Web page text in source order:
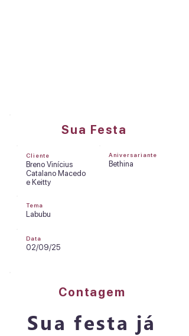
Contagem
Sua festa já
Sua Festa
Cliente
Breno Vinícius
Catalano Macedo
e Keitty
Aniversariante
Bethina
Tema
Labubu
Data
02/09/25